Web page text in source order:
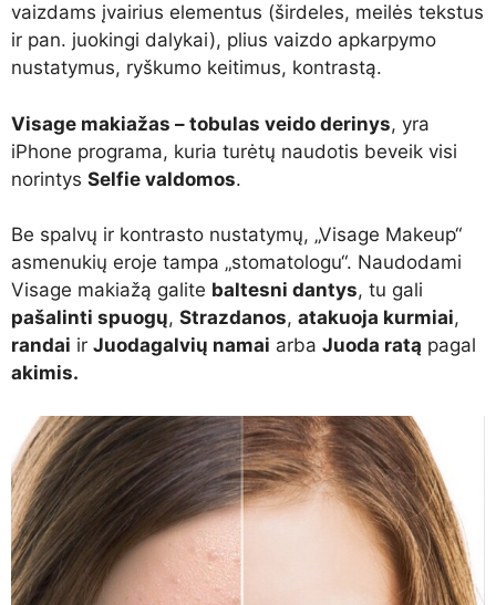
vaizdams įvairius elementus (širdeles, meilės tekstus
ir pan. juokingi dalykai), plius vaizdo apkarpymo
nustatymus, ryškumo keitimus, kontrastą.
Visage makiažas – tobulas veido derinys, yra
iPhone programa, kuria turėtų naudotis beveik visi
norintys Selfie valdomos.
Be spalvų ir kontrasto nustatymų, „Visage Makeup“
asmenukių eroje tampa „stomatologu“. Naudodami
Visage makiažą galite baltesni dantys, tu gali
pašalinti spuogų, Strazdanos, atakuoja kurmiai,
randai ir Juodagalvių namai arba Juoda ratą pagal
akimis.